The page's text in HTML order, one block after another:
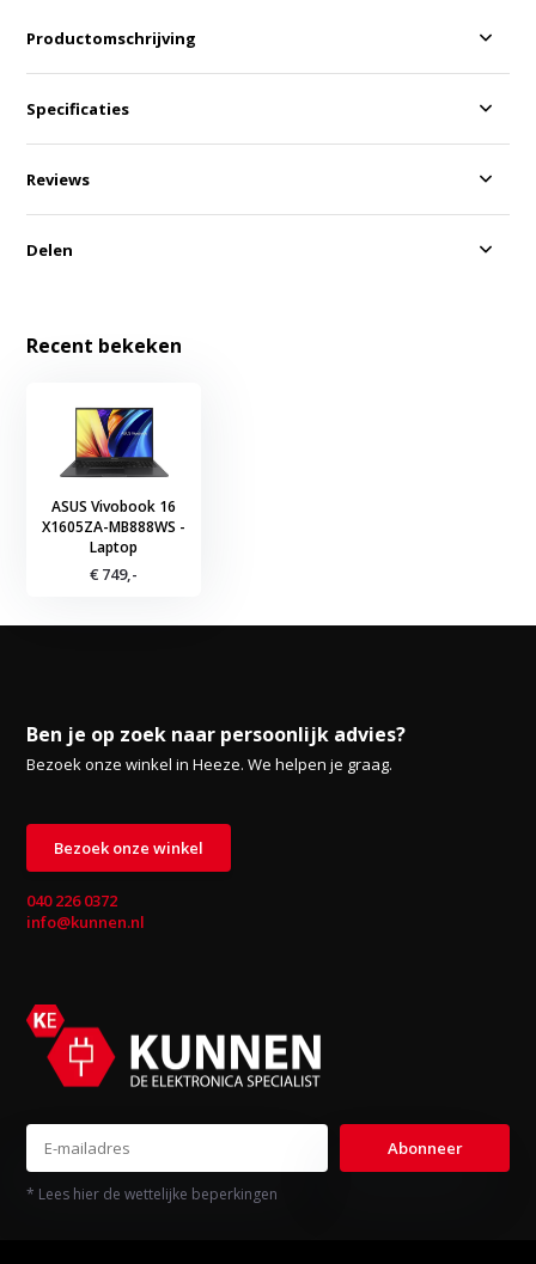
Productomschrijving
Specificaties
Reviews
Delen
Recent bekeken
ASUS Vivobook 16
X1605ZA-MB888WS -
Laptop
€ 749,-
Ben je op zoek naar persoonlijk advies?
Bezoek onze winkel in Heeze. We helpen je graag.
Bezoek onze winkel
040 226 0372
info@kunnen.nl
Abonneer
* Lees hier de wettelijke beperkingen